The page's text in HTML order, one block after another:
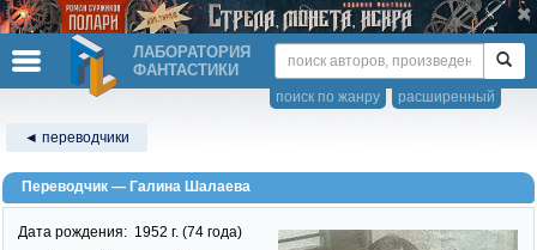
ЛАБОРАТОРИЯ
ФАНТАСТИКИ
расширенный
поиск по жанру
◄ переводчики
Переводчик — Галина Шалаева
Дата рождения: 1952 г. (74 года)